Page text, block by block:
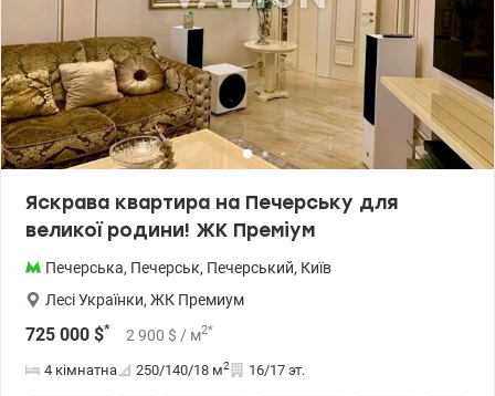
Яскрава квартира на Печерську для
великої родини! ЖК Преміум
Печерська, Печерськ, Печерський, Київ
Лесі Українки, ЖК Премиум
725 000 $* 2 900 $ / м2*
4 кімнатна 250/140/18 м2 16/17 эт.